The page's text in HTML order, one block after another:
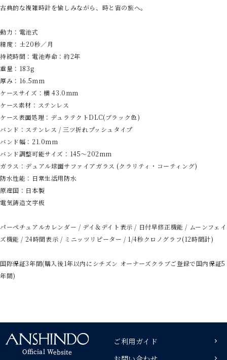
古典的な複雑時計を愉しみながら、時と宙の旅へ。
動力：電池式
精度：±20秒／月
持続時間：電池寿命：約2年
重量：183g
厚み：16.5mm
ケースサイズ：横 43.0mm
ケース素材：ステンレス
ケース表面処理：デュラテクトDLC(ブラック色)
バンド：ステンレス / 三ツ折れプッシュタイプ
バンド幅：21.0mm
バンド調整可能サイズ：145～202mm
ガラス：デュアル球面サファイアガラス (クラリティ・コーティング)
防水性能：日常生活用防水
原産国：日本製
電気鋳造文字板
パーペチュアルカレンダー / デイ＆デイト表示 / 日付早修正機能 / ムーンフェイ
ズ機能 / 24時間表示 / ミニッツリピーター / 1/4秒クロノグラフ(12時間計)
国際保証3年間(購入後1年以内にシチズン オーナーズクラブご登録で国内保証5
年間)
ご利用ガイド